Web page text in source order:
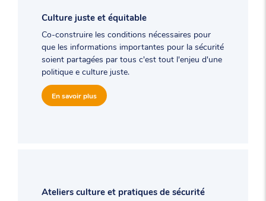
Culture juste et équitable
Co-construire les conditions nécessaires pour
que les informations importantes pour la sécurité
soient partagées par tous c'est tout l'enjeu d'une
politique e culture juste.
En savoir plus
Ateliers culture et pratiques de sécurité